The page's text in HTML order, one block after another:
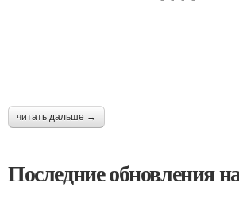
читать дальше →
Последние обновления